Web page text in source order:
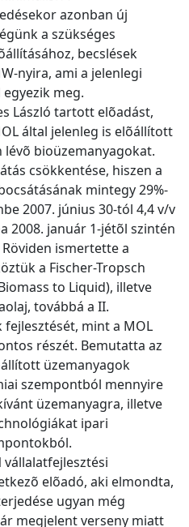
azonban új
a szükséges
becslések
nyira, ami a jelenlegi
meg.
László tartott elõadást,
által jelenleg is elõállított
bioüzemanyagokat.
csökkentése, hiszen a
mintegy 29%-
2007. június 30-tól 4,4 v/v
2008. január 1-jétõl szintén
ismertette a
a Fischer-Tropsch
to Liquid), illetve
továbbá a II.
mint a MOL
részét. Bemutatta az
üzemanyagok
szempontból mennyire
üzemanyagra, illetve
ipari
vállalatfejlesztési
elõadó, aki elmondta,
ugyan még
megjelent verseny miatt